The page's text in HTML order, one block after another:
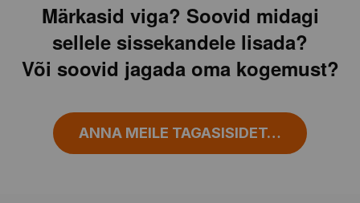
Märkasid viga? Soovid midagi
sellele sissekandele lisada?
Või soovid jagada oma kogemust?
ANNA MEILE TAGASISIDET…